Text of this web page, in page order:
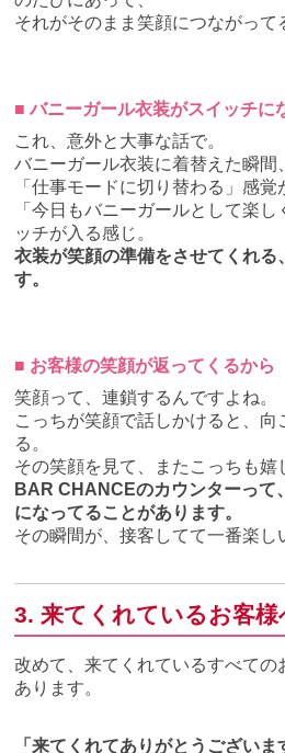
それがそのまま笑顔につながって
■ バニーガール衣装がスイッチに
これ、意外と大事な話で。
バニーガール衣装に着替えた瞬間、
「仕事モードに切り替わる」感覚
「今日もバニーガールとして楽
ッチが入る感じ。
衣装が笑顔の準備をさせてくれる
す。
■ お客様の笑顔が返ってくるから
笑顔って、連鎖するんですよね。
こっちが笑顔で話しかけると、
る。
その笑顔を見て、またこっちも嬉
BAR CHANCEのカウンターって
になってることがあります。
その瞬間が、接客してて一番楽し
3. 来てくれているお客
改めて、来てくれているすべての
あります。
「来てくれてありがとうございま